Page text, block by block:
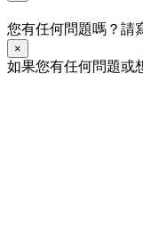
您有任何問題嗎？請
×
如果您有任何問題或